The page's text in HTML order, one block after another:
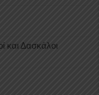
και Δασκάλοι